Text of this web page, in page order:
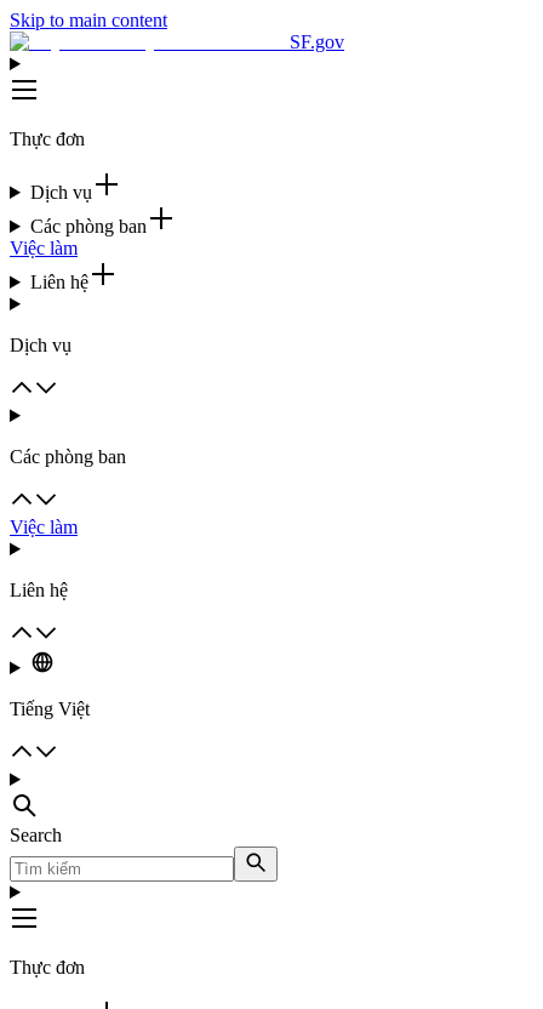
Skip to main content
SF.gov
Thực đơn
Dịch vụ
Các phòng ban
Việc làm
Liên hệ
Dịch vụ
Các phòng ban
Việc làm
Liên hệ
Tiếng Việt
Search
Thực đơn